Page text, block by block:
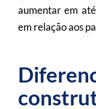
aumentar em até
em relação aos